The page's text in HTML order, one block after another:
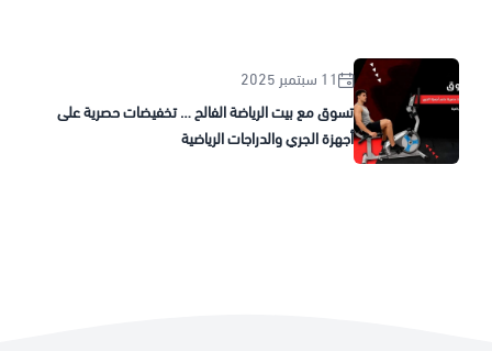
11 سبتمبر 2025
تسوق مع بيت الرياضة الفالح … تخفيضات حصرية على
أجهزة الجري والدراجات الرياضية